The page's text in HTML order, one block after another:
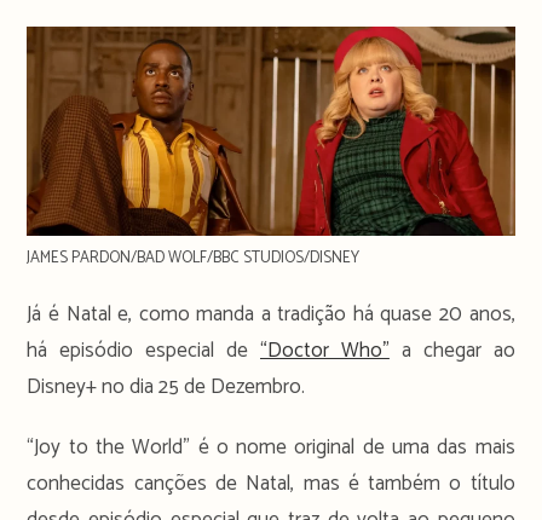
JAMES PARDON/BAD WOLF/BBC STUDIOS/DISNEY
Já é Natal e, como manda a tradição há quase 20 anos,
há episódio especial de “Doctor Who”a chegar ao
Disney+ no dia 25 de Dezembro.
“Joy to the World” é o nome original de uma das mais
conhecidas canções de Natal, mas é também o título